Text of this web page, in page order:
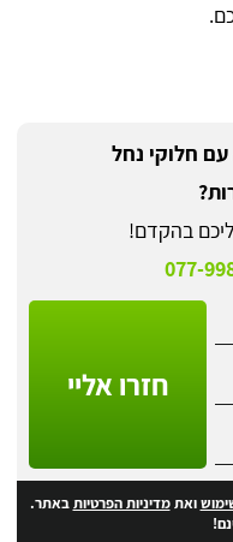
עם חלוקי נחל
בהקדם!
077-
חזרו אליי
ואתמדיניות הפרטיותבאתר.